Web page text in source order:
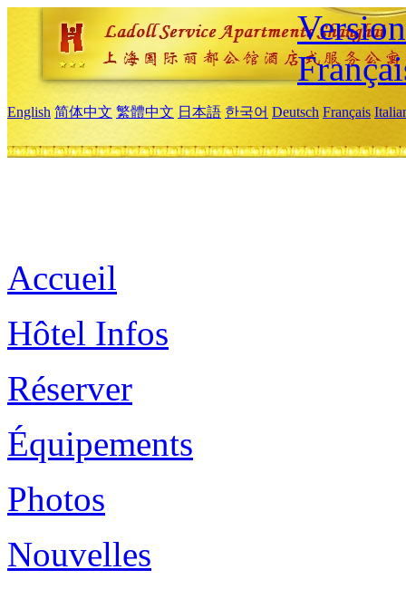
English 简体中文 繁體中文 日本語 한국어 Deutsch Français
Accueil
Hôtel Infos
Réserver
Équipements
Photos
Nouvelles